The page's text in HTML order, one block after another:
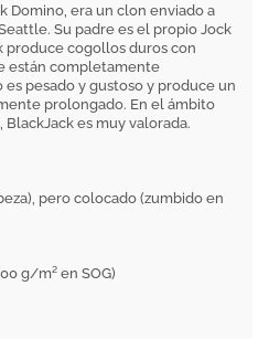
Domino, era un clon enviado a
Su padre es el propio Jock
produce cogollos duros con
están completamente
es pesado y gustoso y produce un
prolongado. En el ámbito
es muy valorada.
pero colocado (zumbido en
g/m² en SOG)